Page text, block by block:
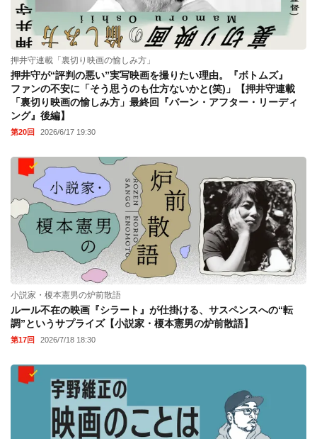
押井守連載「裏切り映画の愉しみ方」
押井守が“評判の悪い”実写映画を撮りたい理由。『ボトムズ』
ファンの不安に「そう思うのも仕方ないかと(笑)」【押井守連載
「裏切り映画の愉しみ方」最終回『バーン・アフター・リーディ
ング』後編】
第20回 2026/6/17 19:30
小説家・榎本憲男の炉前散語
ルール不在の映画『シラート』が仕掛ける、サスペンスへの“転
調”というサプライズ【小説家・榎本憲男の炉前散語】
第17回 2026/7/18 18:30